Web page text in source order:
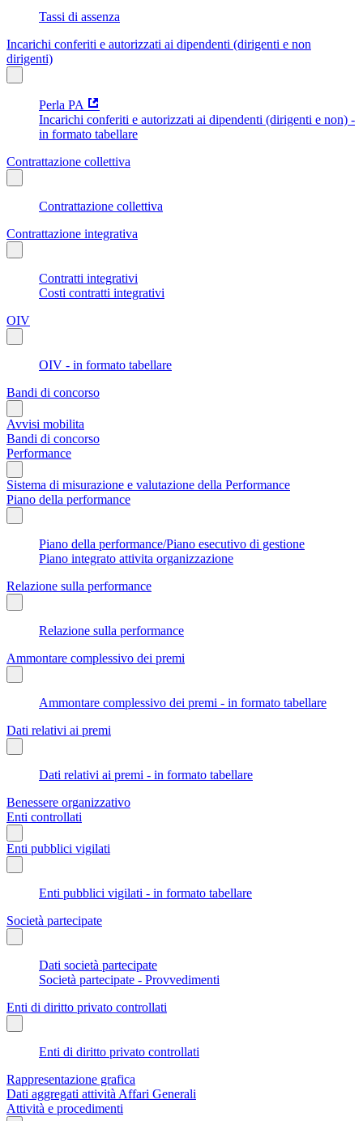
Tassi di assenza
Incarichi conferiti e autorizzati ai dipendenti (dirigenti e non
dirigenti)
Perla PA
Incarichi conferiti e autorizzati ai dipendenti (dirigenti e non) -
in formato tabellare
Contrattazione collettiva
Contrattazione collettiva
Contrattazione integrativa
Contratti integrativi
Costi contratti integrativi
OIV
OIV - in formato tabellare
Bandi di concorso
Avvisi mobilita
Bandi di concorso
Performance
Sistema di misurazione e valutazione della Performance
Piano della performance
Piano della performance/Piano esecutivo di gestione
Piano integrato attivita organizzazione
Relazione sulla performance
Relazione sulla performance
Ammontare complessivo dei premi
Ammontare complessivo dei premi - in formato tabellare
Dati relativi ai premi
Dati relativi ai premi - in formato tabellare
Benessere organizzativo
Enti controllati
Enti pubblici vigilati
Enti pubblici vigilati - in formato tabellare
Società partecipate
Dati società partecipate
Società partecipate - Provvedimenti
Enti di diritto privato controllati
Enti di diritto privato controllati
Rappresentazione grafica
Dati aggregati attività Affari Generali
Attività e procedimenti